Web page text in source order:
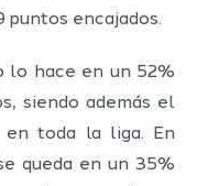
puntos encajados.
lo hace en un 52%
siendo además el
en toda la liga. En
queda en un 35%